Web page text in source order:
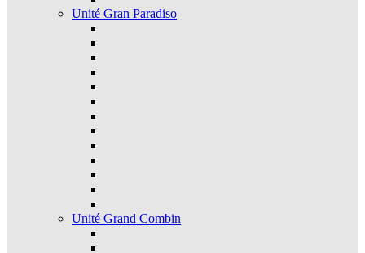
Unité Gran Paradiso
Unité Grand Combin